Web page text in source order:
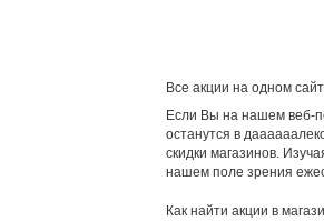
Все акции на одном
Если Вы на нашем веб-
останутся в
скидки магазинов.
нашем поле зрения
Как найти акции в